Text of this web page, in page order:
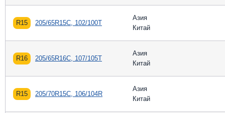
R15 205/65R15C, 102/100T
Азия
Китай
R16 205/65R16C, 107/105T
Азия
Китай
R15 205/70R15C, 106/104R
Азия
Китай